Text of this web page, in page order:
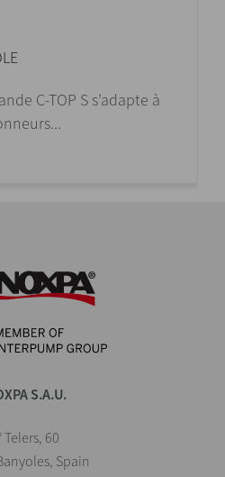
C-TOP S s’adapte à
S.A.U.
Telers, 60
Spain